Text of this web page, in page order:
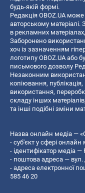
будь-якій формі.
Редакція OBOZ.UA
авторському матеріалі.
в рекламних
Заборонено
хоч із зазначенням
логотипу OBOZ.UA або
письмового дозволу
Незаконним
копiювання,
використання,
складу інших
та інші подібні зміни
Назва онлайн медіа —
- суб'єкт у сфері онлайн
- ідентифікатор медіа —
- поштова адреса — вул.
- адреса електронної
585 46 20